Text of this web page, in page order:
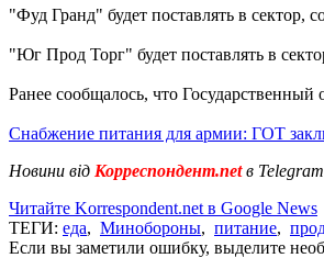
"Фуд Гранд" будет поставлять в сектор,
"Юг Прод Торг" будет поставлять в
Ранее сообщалось, что
Снабжение питания для армии: ГОТ
Новини від Корреспондент.netв
Читайте Korrespondent.net в Google News
ТЕГИ: еда, Минобороны, питание,
Если вы заметили ошибку, выделите